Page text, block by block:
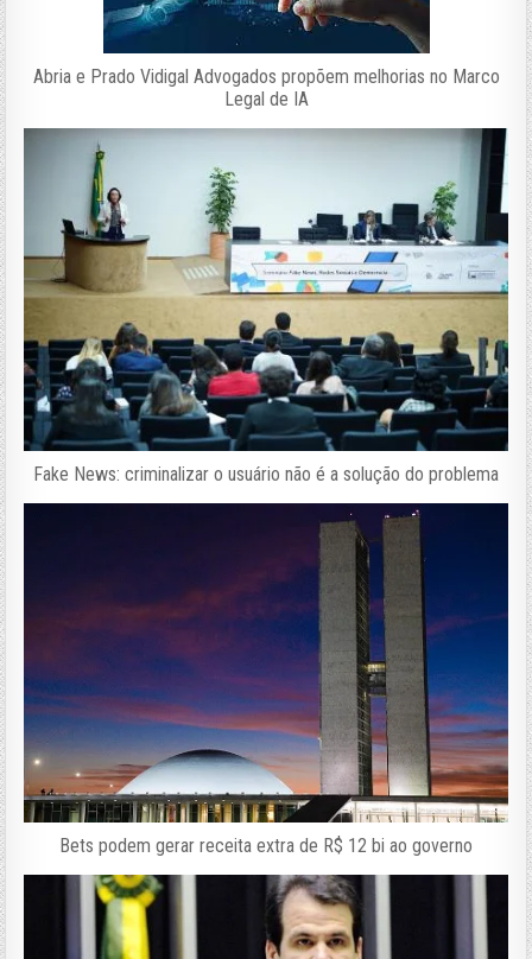
Abria e Prado Vidigal Advogados propõem melhorias no Marco
Legal de IA
Fake News: criminalizar o usuário não é a solução do problema
Bets podem gerar receita extra de R$ 12 bi ao governo